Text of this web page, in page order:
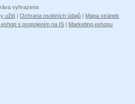
vyhrazena
užití | Ochrana osobních údajů | Mapa stránek
eshop s propojením na IS | Marketing eshopu